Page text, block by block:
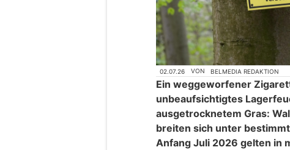
02.07.26 VON BELMEDIA REDAKTION
Ein weggeworfener
unbeaufsichtigtes
ausgetrocknetem Gras:
breiten sich unter
Anfang Juli 2026 gelten in